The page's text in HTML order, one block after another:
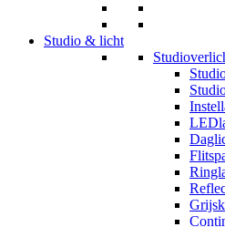
Studio & licht